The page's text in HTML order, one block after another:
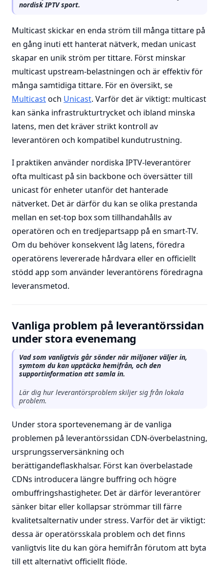
nordisk IPTV sport.
Multicast skickar en enda ström till många tittare på
en gång inuti ett hanterat nätverk, medan unicast
skapar en unik ström per tittare. Först minskar
multicast upstream-belastningen och är effektiv för
många samtidiga tittare. För en översikt, se
Multicastoch Unicast. Varför det är viktigt: multicast
kan sänka infrastrukturtrycket och ibland minska
latens, men det kräver strikt kontroll av
leverantören och kompatibel kundutrustning.
I praktiken använder nordiska IPTV-leverantörer
ofta multicast på sin backbone och översätter till
unicast för enheter utanför det hanterade
nätverket. Det är därför du kan se olika prestanda
mellan en set-top box som tillhandahålls av
operatören och en tredjepartsapp på en smart-TV.
Om du behöver konsekvent låg latens, föredra
operatörens levererade hårdvara eller en officiellt
stödd app som använder leverantörens föredragna
leveransmetod.
Vanliga problem på leverantörssidan
under stora evenemang
Vad som vanligtvis går sönder när miljoner väljer in,
symtom du kan upptäcka hemifrån, och den
supportinformation att samla in.
Lär dig hur leverantörsproblem skiljer sig från lokala
problem.
Under stora sportevenemang är de vanliga
problemen på leverantörssidan CDN-överbelastning,
ursprungsserversänkning och
berättigandeflaskhalsar. Först kan överbelastade
CDNs introducera längre buffring och högre
ombuffringshastigheter. Det är därför leverantörer
sänker bitar eller kollapsar strömmar till färre
kvalitetsalternativ under stress. Varför det är viktigt:
dessa är operatörsskala problem och det finns
vanligtvis lite du kan göra hemifrån förutom att byta
till ett alternativt officiellt flöde.